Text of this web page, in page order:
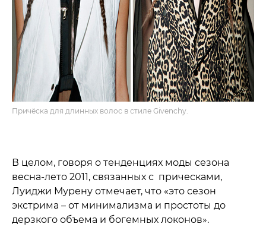
Причёска для длинных волос в стиле Givenchy.
В целом, говоря о тенденциях моды сезона
весна-лето 2011, связанных с прическами,
Луиджи Мурену отмечает, что «это сезон
экстрима – от минимализма и простоты до
дерзкого объема и богемных локонов».